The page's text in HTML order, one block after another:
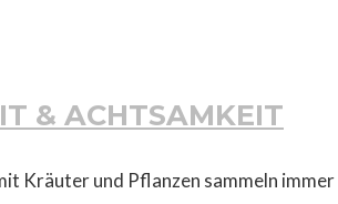
& ACHTSAMKEIT
Kräuter und Pflanzen sammeln